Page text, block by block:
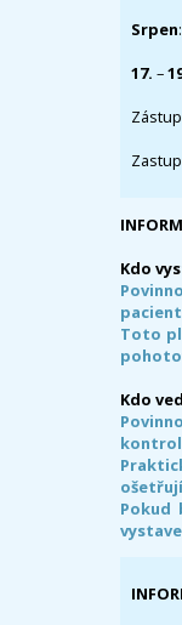
Srpen:
17. –
Kdo
Toto
Kdo
Pokud